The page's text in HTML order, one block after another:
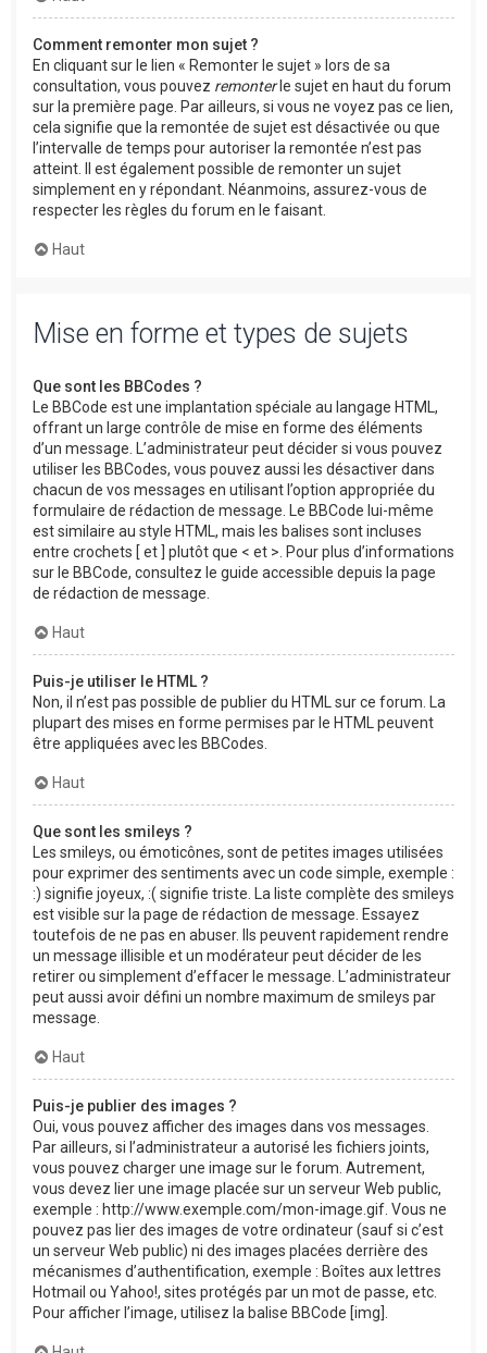
Comment remonter mon sujet ?
En cliquant sur le lien « Remonter le sujet » lors de sa
consultation, vous pouvez remonterle sujet en haut du forum
sur la première page. Par ailleurs, si vous ne voyez pas ce lien,
cela signifie que la remontée de sujet est désactivée ou que
l’intervalle de temps pour autoriser la remontée n’est pas
atteint. Il est également possible de remonter un sujet
simplement en y répondant. Néanmoins, assurez-vous de
respecter les règles du forum en le faisant.
Haut
Mise en forme et types de sujets
Que sont les BBCodes ?
Le BBCode est une implantation spéciale au langage HTML,
offrant un large contrôle de mise en forme des éléments
d’un message. L’administrateur peut décider si vous pouvez
utiliser les BBCodes, vous pouvez aussi les désactiver dans
chacun de vos messages en utilisant l’option appropriée du
formulaire de rédaction de message. Le BBCode lui-même
est similaire au style HTML, mais les balises sont incluses
entre crochets [ et ] plutôt que < et >. Pour plus d’informations
sur le BBCode, consultez le guide accessible depuis la page
de rédaction de message.
Haut
Puis-je utiliser le HTML ?
Non, il n’est pas possible de publier du HTML sur ce forum. La
plupart des mises en forme permises par le HTML peuvent
être appliquées avec les BBCodes.
Haut
Que sont les smileys ?
Les smileys, ou émoticônes, sont de petites images utilisées
pour exprimer des sentiments avec un code simple, exemple :
:) signifie joyeux, :( signifie triste. La liste complète des smileys
est visible sur la page de rédaction de message. Essayez
toutefois de ne pas en abuser. Ils peuvent rapidement rendre
un message illisible et un modérateur peut décider de les
retirer ou simplement d’effacer le message. L’administrateur
peut aussi avoir défini un nombre maximum de smileys par
message.
Haut
Puis-je publier des images ?
Oui, vous pouvez afficher des images dans vos messages.
Par ailleurs, si l’administrateur a autorisé les fichiers joints,
vous pouvez charger une image sur le forum. Autrement,
vous devez lier une image placée sur un serveur Web public,
exemple : http://www.exemple.com/mon-image.gif. Vous ne
pouvez pas lier des images de votre ordinateur (sauf si c’est
un serveur Web public) ni des images placées derrière des
mécanismes d’authentification, exemple : Boîtes aux lettres
Hotmail ou Yahoo!, sites protégés par un mot de passe, etc.
Pour afficher l’image, utilisez la balise BBCode [img].